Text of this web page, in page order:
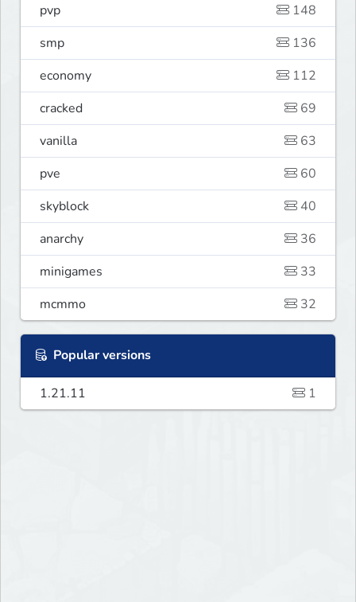
pvp
148
smp
136
economy
112
cracked
69
vanilla
63
pve
60
skyblock
40
anarchy
36
minigames
33
mcmmo
32
Popular versions
1.21.11 1